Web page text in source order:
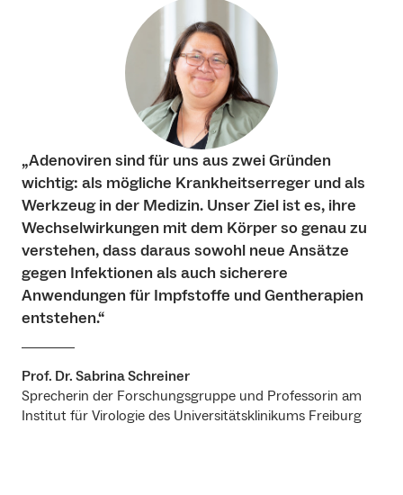
„Adenoviren sind für uns aus zwei Gründen
wichtig: als mögliche Krankheitserreger und als
Werkzeug in der Medizin. Unser Ziel ist es, ihre
Wechselwirkungen mit dem Körper so genau zu
verstehen, dass daraus sowohl neue Ansätze
gegen Infektionen als auch sicherere
Anwendungen für Impfstoffe und Gentherapien
entstehen.“
Prof. Dr. Sabrina Schreiner
Sprecherin der Forschungsgruppe und Professorin am
Institut für Virologie des Universitätsklinikums Freiburg